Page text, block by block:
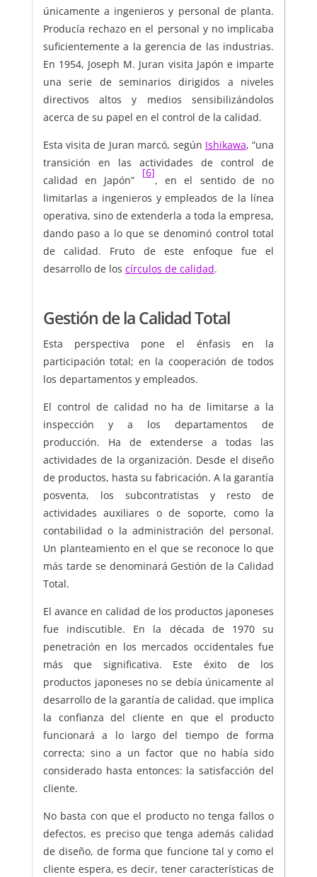
únicamente a ingenieros y personal de planta.
Producía rechazo en el personal y no implicaba
suficientemente a la gerencia de las industrias.
En 1954, Joseph M. Juran visita Japón e imparte
una serie de seminarios dirigidos a niveles
directivos altos y medios sensibilizándolos
acerca de su papel en el control de la calidad.
Esta visita de Juran marcó, según Ishikawa, “una
transición en las actividades de control de
calidad en Japón”
[6]
, en el sentido de no
limitarlas a ingenieros y empleados de la línea
operativa, sino de extenderla a toda la empresa,
dando paso a lo que se denominó control total
de calidad. Fruto de este enfoque fue el
desarrollo de los círculos de calidad.
Gestión de la Calidad Total
Esta perspectiva pone el énfasis en la
participación total; en la cooperación de todos
los departamentos y empleados.
El control de calidad no ha de limitarse a la
inspección y a los departamentos de
producción. Ha de extenderse a todas las
actividades de la organización. Desde el diseño
de productos, hasta su fabricación. A la garantía
posventa, los subcontratistas y resto de
actividades auxiliares o de soporte, como la
contabilidad o la administración del personal.
Un planteamiento en el que se reconoce lo que
más tarde se denominará Gestión de la Calidad
Total.
El avance en calidad de los productos japoneses
fue indiscutible. En la década de 1970 su
penetración en los mercados occidentales fue
más que significativa. Este éxito de los
productos japoneses no se debía únicamente al
desarrollo de la garantía de calidad, que implica
la confianza del cliente en que el producto
funcionará a lo largo del tiempo de forma
correcta; sino a un factor que no había sido
considerado hasta entonces: la satisfacción del
cliente.
No basta con que el producto no tenga fallos o
defectos, es preciso que tenga además calidad
de diseño, de forma que funcione tal y como el
cliente espera, es decir, tener características de